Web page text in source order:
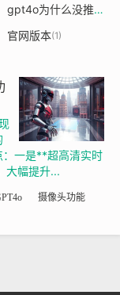
gpt4o为什么没推送
官网版本(1)
：一是**超高清实时
大幅提升...
摄像头功能